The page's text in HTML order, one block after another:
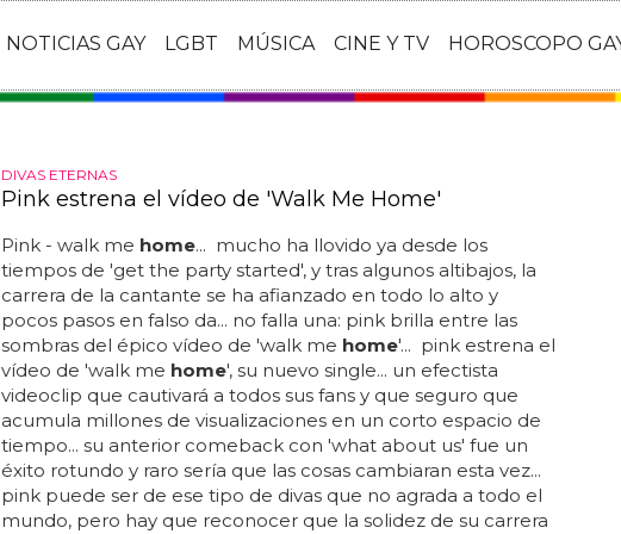
NOTICIAS GAY LGBT MÚSICA CINE Y TV HOROSCOPO
DIVAS ETERNAS
Pink estrena el vídeo de 'Walk Me Home'
Pink - walk me home... mucho ha llovido ya desde los
tiempos de 'get the party started', y tras algunos altibajos, la
carrera de la cantante se ha afianzado en todo lo alto y
pocos pasos en falso da... no falla una: pink brilla entre las
sombras del épico vídeo de 'walk me home'... pink estrena el
vídeo de 'walk me home', su nuevo single... un efectista
videoclip que cautivará a todos sus fans y que seguro que
acumula millones de visualizaciones en un corto espacio de
tiempo... su anterior comeback con 'what about us' fue un
éxito rotundo y raro sería que las cosas cambiaran esta vez...
pink puede ser de ese tipo de divas que no agrada a todo el
mundo, pero hay que reconocer que la solidez de su carrera